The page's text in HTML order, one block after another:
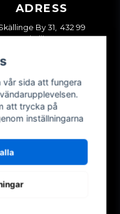
ADRESS
By 31, 432 99
Skällinge
MITT KONTO
Skapa konto
sida att fungera
att trycka på
inställningarna